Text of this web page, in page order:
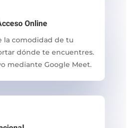
Online
la comodidad de tu
dónde te encuentres.
mediante Google Meet.